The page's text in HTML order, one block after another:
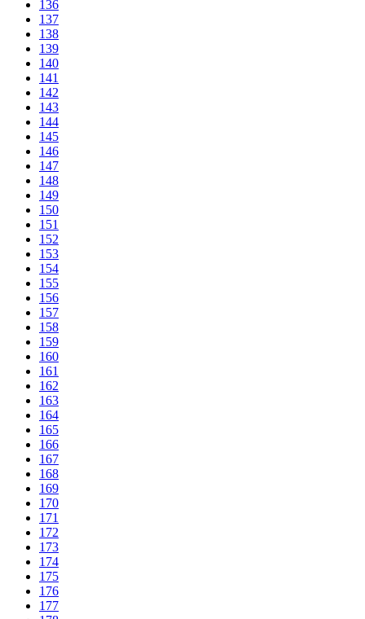
136
137
138
139
140
141
142
143
144
145
146
147
148
149
150
151
152
153
154
155
156
157
158
159
160
161
162
163
164
165
166
167
168
169
170
171
172
173
174
175
176
177